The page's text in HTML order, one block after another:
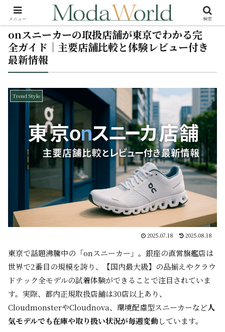
onスニーカーの取扱店舗が東京でわかる完
全ガイド｜主要店舗比較と体験レビュー付き
最新情報
Trend Style
2025.07.18 2025.08.18
東京で話題沸騰中の「onスニーカー」。銀座の直営旗艦店は
世界で2番目の規模を誇り、【国内最大級】の品揃えやクラウ
ドテック全モデルの試着体験ができることで注目されていま
す。実際、都内正規取扱店舗は30店以上あり、
CloudmonsterやCloudnova、環境配慮型スニーカーなど人
気モデルでも在庫や取り扱い状況が毎週変動しています。
メニュー 検索